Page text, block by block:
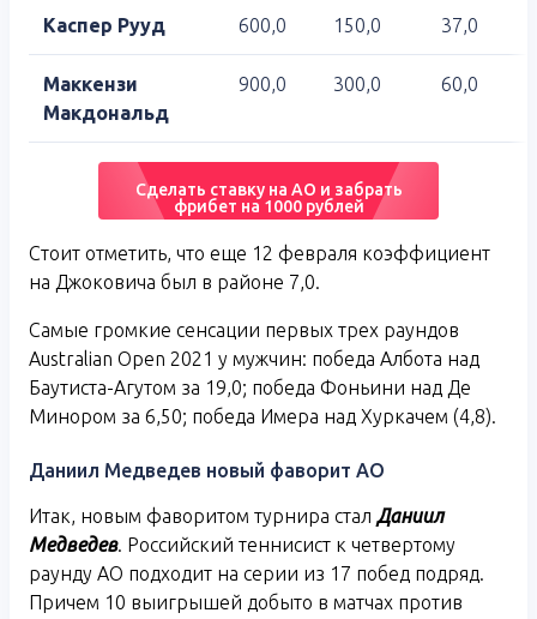
Каспер Рууд 600,0 150,0 37,0
Маккензи
Макдональд
900,0 300,0 60,0
Сделать ставку на АО и забрать
фрибет на 1000 рублей
Стоит отметить, что еще 12 февраля коэффициент
на Джоковича был в районе 7,0.
Самые громкие сенсации первых трех раундов
Australian Open 2021 у мужчин: победа Албота над
Баутиста-Агутом за 19,0; победа Фоньини над Де
Минором за 6,50; победа Имера над Хуркачем (4,8).
Даниил Медведев новый фаворит АО
Итак, новым фаворитом турнира стал Даниил
Медведев. Российский теннисист к четвертому
раунду АО подходит на серии из 17 побед подряд.
Причем 10 выигрышей добыто в матчах против